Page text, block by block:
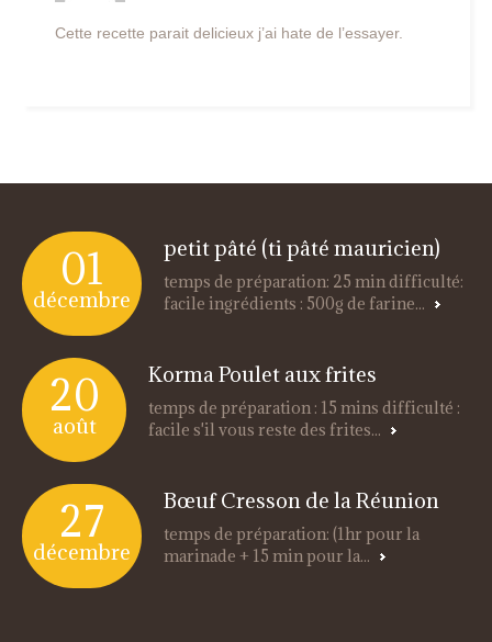
Cette recette parait delicieux j’ai hate de l’essayer.
01
décembre
petit pâté (ti pâté mauricien)
temps de préparation: 25 min difficulté:
facile ingrédients : 500g de farine...
20
août
Korma Poulet aux frites
temps de préparation : 15 mins difficulté :
facile s'il vous reste des frites...
27
décembre
Bœuf Cresson de la Réunion
temps de préparation: (1hr pour la
marinade + 15 min pour la...